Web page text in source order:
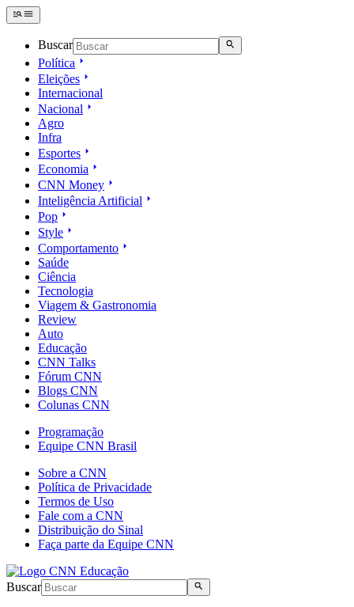
Buscar
Política
Eleições
Internacional
Nacional
Agro
Infra
Esportes
Economia
CNN Money
Inteligência Artificial
Pop
Style
Comportamento
Saúde
Ciência
Tecnologia
Viagem & Gastronomia
Review
Auto
Educação
CNN Talks
Fórum CNN
Blogs CNN
Colunas CNN
Programação
Equipe CNN Brasil
Sobre a CNN
Política de Privacidade
Termos de Uso
Fale com a CNN
Distribuição do Sinal
Faça parte da Equipe CNN
Buscar